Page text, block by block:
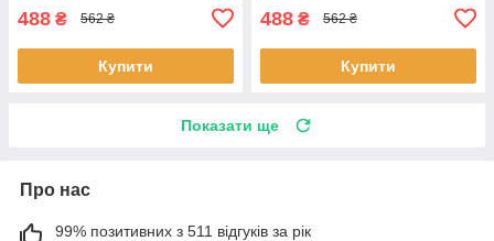
488 ₴ 562 ₴
Купити
488 ₴ 562 ₴
Купити
Показати ще
Про нас
99% позитивних з 511 відгуків за рік